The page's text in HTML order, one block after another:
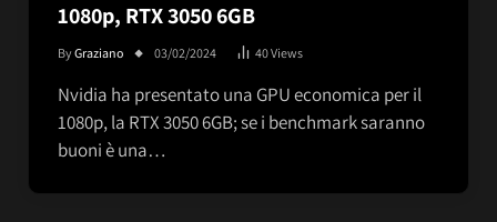
1080p, RTX 3050 6GB
ByGraziano 03/02/2024 40Views
Nvidia ha presentato una GPU economica per il
1080p, la RTX 3050 6GB; se i benchmark saranno
buoni è una…